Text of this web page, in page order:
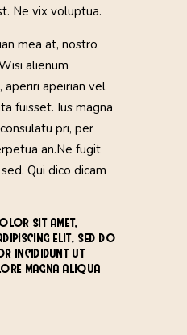
Ne vix voluptua.
mea at, nostro
alienum
aperiri apeirian vel
fuisset. Ius magna
pri, per
an.Ne fugit
Qui dico dicam
sit amet,
elit, sed do
incididunt ut
magna aliqua